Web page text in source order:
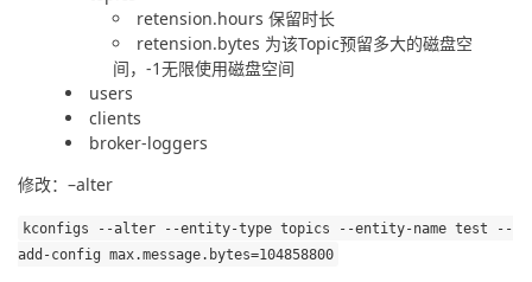
retension.hours 保留时长
retension.bytes 为该Topic预留多大的磁盘空
间，-1无限使用磁盘空间
users
clients
broker-loggers
修改：–alter
kconfigs --alter --entity-type topics --entity-name test
--
add -config max.message. bytes=104858800